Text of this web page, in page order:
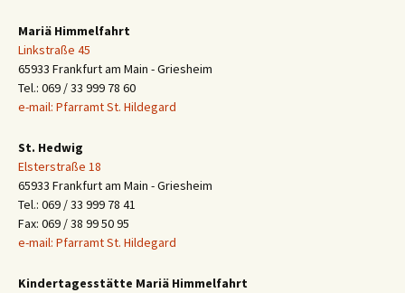
Mariä Himmelfahrt
Linkstraße 45
65933 Frankfurt am Main - Griesheim
Tel.: 069 / 33 999 78 60
e-mail: Pfarramt St. Hildegard
St. Hedwig
Elsterstraße 18
65933 Frankfurt am Main - Griesheim
Tel.: 069 / 33 999 78 41
Fax: 069 / 38 99 50 95
e-mail: Pfarramt St. Hildegard
Kindertagesstätte Mariä Himmelfahrt